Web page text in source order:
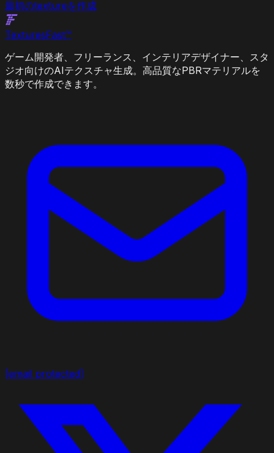
最初のtextureを作成
TexturesFast™
ゲーム開発者、フリーランス、インテリアデザイナー、スタ
ジオ向けのAIテクスチャ生成。高品質なPBRマテリアルを
数秒で作成できます。
[email protected]